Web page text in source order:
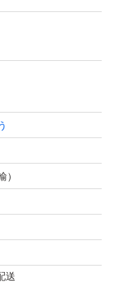
てみて下さい 品
食べ下さい
。宜しくお願いし
）
送